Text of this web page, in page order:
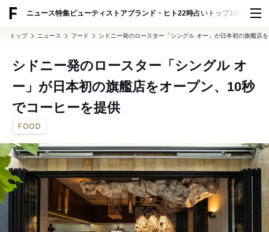
ニュース特集ビューティ ストアブランド・ヒト22時占い トップ100 スナッ
トップ ニュース フード シドニー発のロースター「シングル オー」が日本初の旗艦店
シドニー発のロースター「シングル オ
ー」が日本初の旗艦店をオープン、10秒
でコーヒーを提供
FOOD